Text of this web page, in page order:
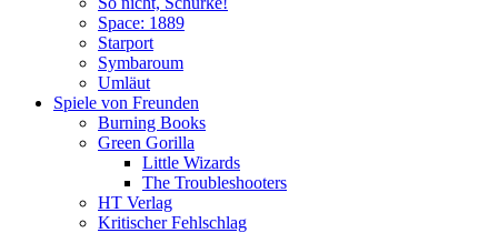
Space: 1889
Starport
Symbaroum
Umläut
Spiele von Freunden
Burning Books
Green Gorilla
Little Wizards
The Troubleshooters
HT Verlag
Kritischer Fehlschlag